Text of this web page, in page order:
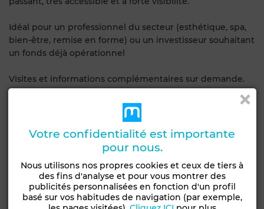
Idéal pour un professionnel du secteur (esthétique, spa,
bien-être, remise en forme) ou un investisseur souhaitant
un fonds déjà opérationnel
Visites et informations complémentaires sur demande.
Caractéristiques générales
Type de bien
Local commercial
Etat
Bon état / habitable
Années
5-10 ans
Étage du bien
4ème
Type du sol
Votre confidentialité est importante
pour nous.
Nous utilisons nos propres cookies et ceux de tiers à
des fins d'analyse et pour vous montrer des
publicités personnalisées en fonction d'un profil
basé sur vos habitudes de navigation (par exemple,